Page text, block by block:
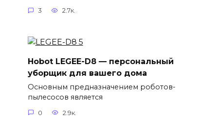
3 2.7к.
Hobot LEGEE-D8 — персональный
уборщик для вашего дома
Основным предназначением роботов-
пылесосов является
0 2.9к.